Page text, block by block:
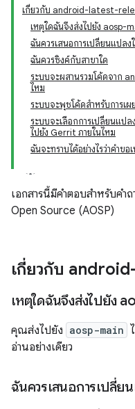
เกี่ยวกับ android-latest-
เหตุใดฉันจึงส่งไปยัง aosp-
ฉันควรเสนอการเปลี่ยนแปลง
ฉันควรซิงค์กับสาขาใด
ระบบจะผสานรวมโค้ดจาก
ไหม
ระบบจะพุชโค้ดสำหรับการเ
ระบบจะเลือกการเปลี่ยนแ
ไปยัง Gerrit ภายในไหม
ฉันจะทราบได้อย่างไรว่าคำข
เอกสารนี้มีคำตอบสำหรับค
Open Source (AOSP)
เกี่ยวกับ
เหตุใดฉันจึงส่งไปยัง
คุณส่งไปยัง aosp-main
อ่านอย่างเดียว
ฉันควรเสนอการเปลี่ย